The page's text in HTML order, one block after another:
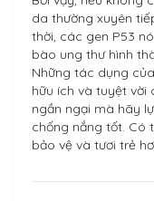
da thường xuyên
thời, các gen P53
bào ung thư hình
Những tác dụng
hữu ích và tuyệt vời
ngần ngại mà hãy
chống nắng tốt. Có
bảo vệ và tươi trẻ